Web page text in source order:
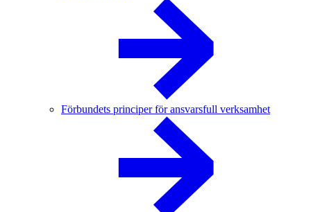
Förbundets principer för ansvarsfull verksamhet